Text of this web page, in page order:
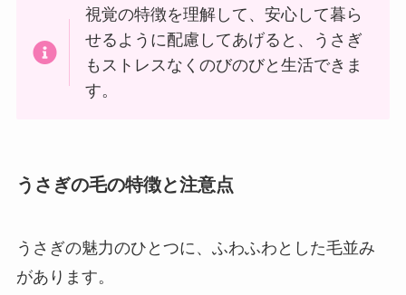
視覚の特徴を理解して、安心して暮ら
せるように配慮してあげると、うさぎ
もストレスなくのびのびと生活できま
す。
うさぎの毛の特徴と注意点
うさぎの魅力のひとつに、ふわふわとした毛並み
があります。